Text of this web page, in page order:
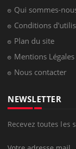
Qui sommes-
Conditions
Plan du site
Mentions Légales
Nous contacter
NEWSLETTER
Recevez toutes les